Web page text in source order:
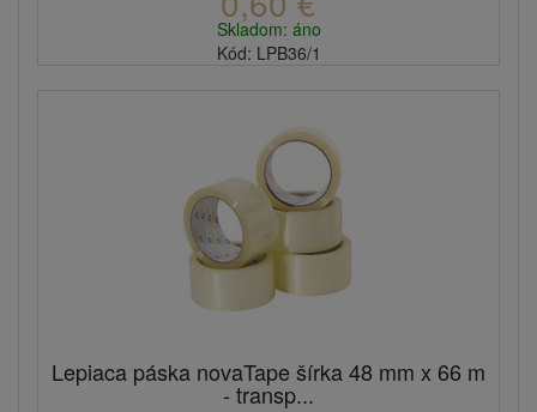
Skladom: áno
Kód: LPB36/1
Lepiaca páska novaTape šírka 48 mm x 66 m
- transp...